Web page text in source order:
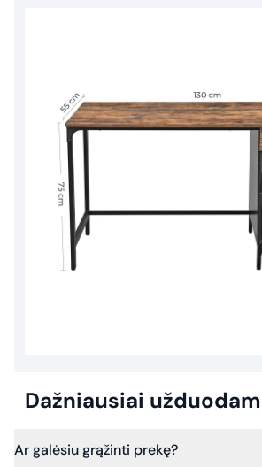
Dažniausiai
Ar galėsiu grąžinti prekę?